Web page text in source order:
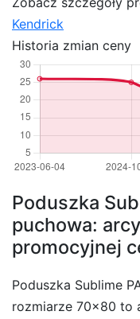
Kendrick
Historia zmian ceny
Poduszka
puchowa:
promocyjnej
Poduszka Sublime
rozmiarze 70×80 to